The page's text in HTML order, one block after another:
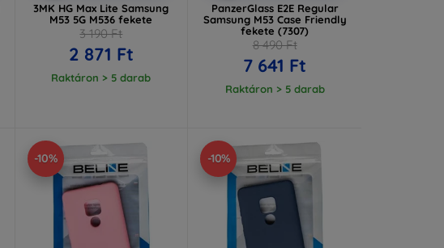
3MK HG Max Lite Samsung
M53 5G M536 fekete
3 190 Ft
2 871 Ft
Raktáron > 5 darab
PanzerGlass E2E Regular
Samsung M53 Case Friendly
fekete (7307)
8 490 Ft
7 641 Ft
Raktáron > 5 darab
-10% -10%